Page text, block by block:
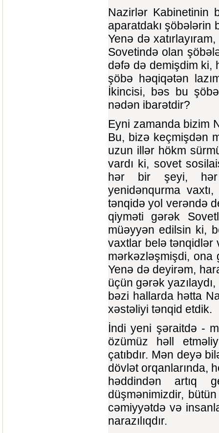
Nazirlər Kabinetinin
aparatdakı şöbələrin
Yenə də
Sovetində olan
dəfə də demişdim ki,
şöbə həqiqətən
İkincisi, bəs bu
nədən ibarətdir?
Eyni zamanda bizim
Bu, bizə keçmişdən
uzun illər hökm
vardı ki, sovet
hər bir şeyi, hər
yenidənqurma
tənqidə yol verəndə
qiyməti gərək
müəyyən edilsin ki,
vaxtlar belə tənqidlər
mərkəzləşmişdi,
Yenə də deyirəm,
üçün gərək
bəzi hallarda hətta
xəstəliyi tənqid etdik.
İndi yeni şəraitdə -
özümüz həll
çatıbdır. Mən deyə
dövlət orqanlarında,
həddindən artıq
düşmənimizdir,
cəmiyyətdə və
narazılıqdır.